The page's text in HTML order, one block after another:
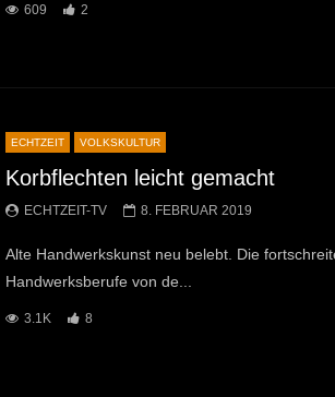
609 2
ECHTZEIT VOLKSKULTUR
Korbflechten leicht gemacht
ECHTZEIT-TV 8. FEBRUAR 2019
Alte Handwerkskunst neu belebt. Die
Handwerksberufe von de...
3.1K 8